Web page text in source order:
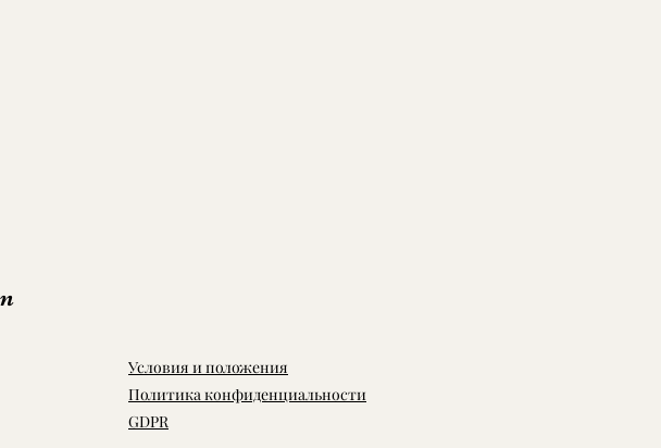
Условия и положения
Политика конфиденциальности
GDPR